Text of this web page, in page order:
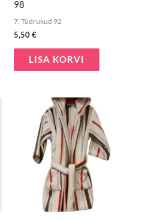
98
7. Tüdrukud 92
5,50€
LISA KORVI